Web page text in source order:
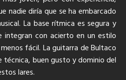
nadie diría que se ha embarcado
La base rítmica es segura y
integran con acierto en un estilo
fácil. La guitarra de Bultaco
técnica, buen gusto y dominio del
lares.